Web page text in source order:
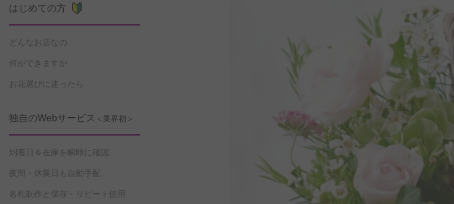
はじめての方
どんなお店なの
何ができますか
お花選びに迷ったら
独自のWebサービス ＜業界初＞
到着日＆在庫を瞬時に確認
夜間・休業日も自動手配
名札制作と保存・リピート使用